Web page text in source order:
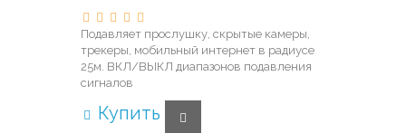
Подавляет прослушку, скрытые камеры,
трекеры, мобильный интернет в радиусе
25м. ВКЛ/ВЫКЛ диапазонов подавления
сигналов
Купить